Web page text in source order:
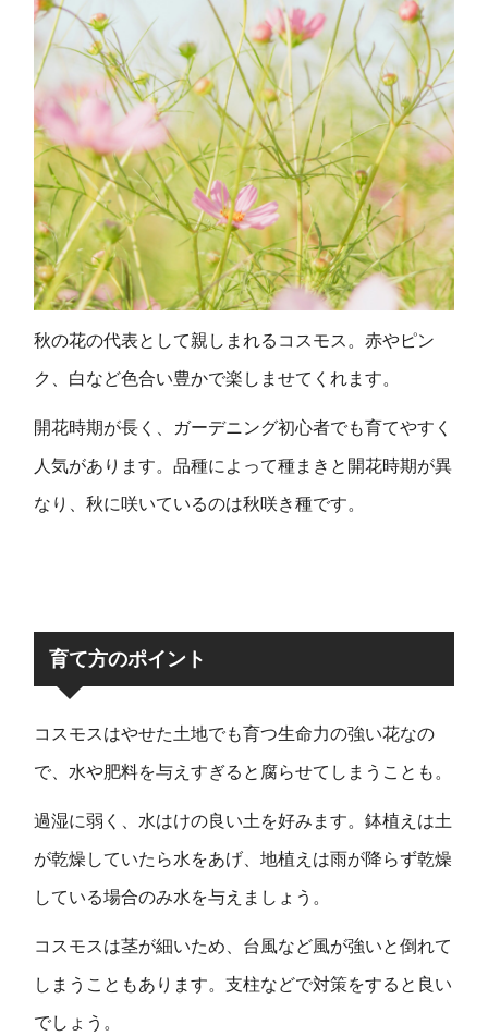
秋の花の代表として親しまれるコスモス。赤やピン
ク、白など色合い豊かで楽しませてくれます。
開花時期が長く、ガーデニング初心者でも育てやすく
人気があります。品種によって種まきと開花時期が異
なり、秋に咲いているのは秋咲き種です。
育て方のポイント
コスモスはやせた土地でも育つ生命力の強い花なの
で、水や肥料を与えすぎると腐らせてしまうことも。
過湿に弱く、水はけの良い土を好みます。鉢植えは土
が乾燥していたら水をあげ、地植えは雨が降らず乾燥
している場合のみ水を与えましょう。
コスモスは茎が細いため、台風など風が強いと倒れて
しまうこともあります。支柱などで対策をすると良い
でしょう。